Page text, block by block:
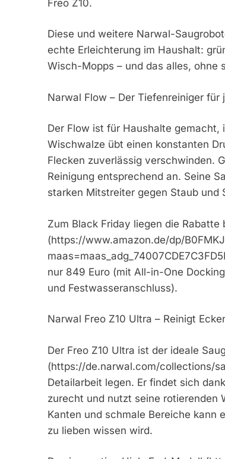
Freo Z10.
Diese und weitere Narwal-
echte Erleichterung im Haushalt:
Wisch-Mopps – und das alles, ohne
Narwal Flow – Der Tiefenreiniger für
Der Flow ist für Haushalte gemacht,
Wischwalze übt einen konstanten
Flecken zuverlässig verschwinden.
Reinigung entsprechend an. Seine
starken Mitstreiter gegen Staub und
Zum Black Friday liegen die
(https://www.amazon.de/dp/
nur 849 Euro (mit All-in-One
und Festwasseranschluss).
Narwal Freo Z10 Ultra – Reinigt
Der Freo Z10 Ultra ist der ideale
(https://de.narwal.com/collections/
Detailarbeit legen. Er findet sich
zurecht und nutzt seine rotierenden
Kanten und schmale Bereiche kann
zu lieben wissen wird.